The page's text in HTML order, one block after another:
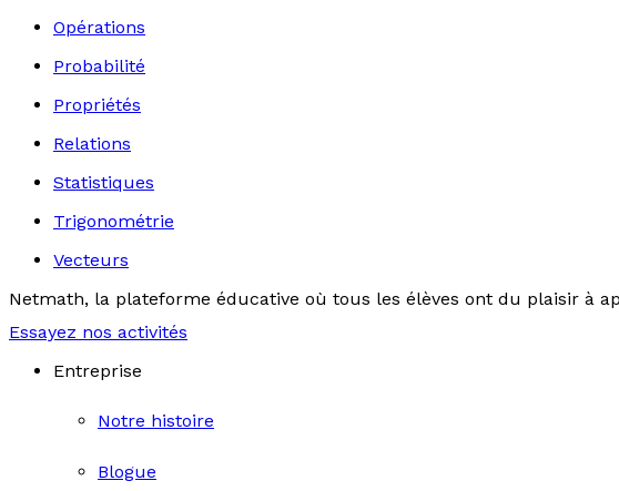
Opérations
Probabilité
Propriétés
Relations
Statistiques
Trigonométrie
Vecteurs
Netmath, la plateforme éducative où tous les élèves ont du plaisir à
Essayez nos activités
Entreprise
Notre histoire
Blogue